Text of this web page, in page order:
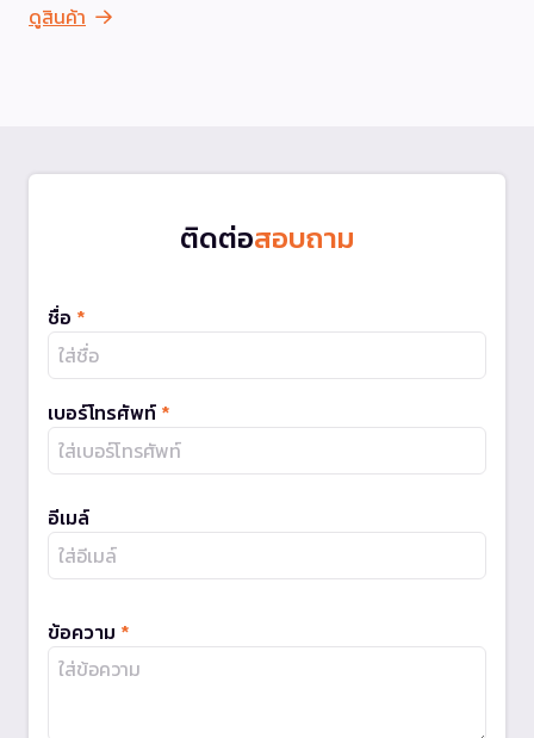
ดูสินค้า
ติดต่อสอบถาม
ชื่อ *
เบอร์โทรศัพท์ *
อีเมล์
ข้อความ *